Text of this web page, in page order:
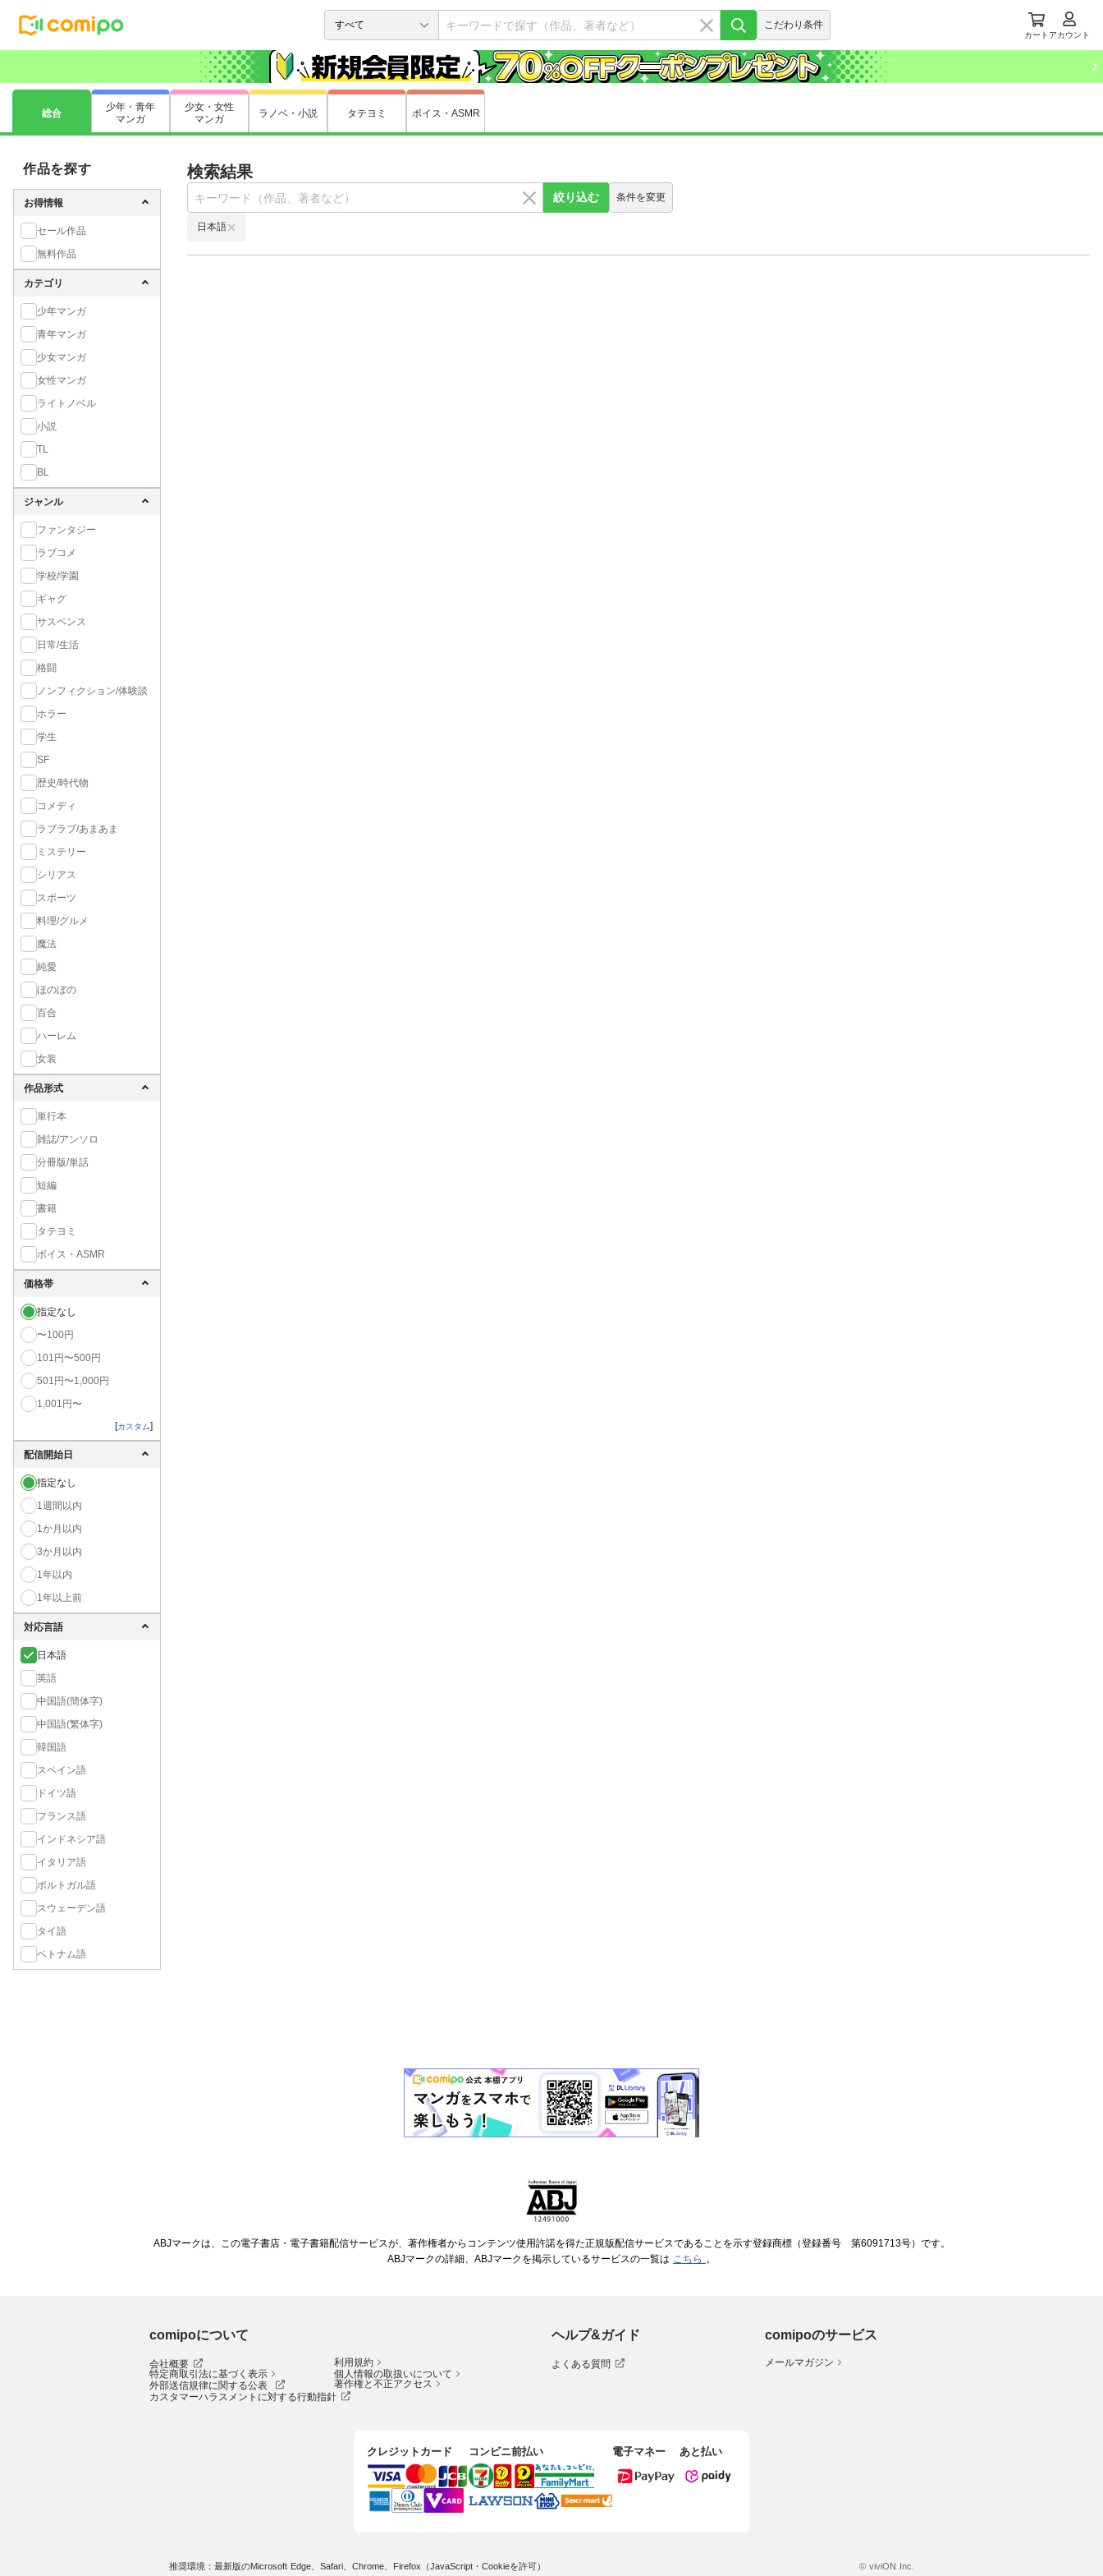
こだわり条件
カート アカウント
総合
少年・青年
マンガ
少女・女性
マンガ
ラノベ・小説 タテヨミ ボイス・ASMR
作品を探す
お得情報
セール作品
無料作品
カテゴリ
少年マンガ
青年マンガ
少女マンガ
女性マンガ
ライトノベル
小説
TL
BL
ジャンル
ファンタジー
ラブコメ
学校/学園
ギャグ
サスペンス
日常/生活
格闘
ノンフィクション/体験談
ホラー
学生
SF
歴史/時代物
コメディ
ラブラブ/あまあま
ミステリー
シリアス
スポーツ
料理/グルメ
魔法
純愛
ほのぼの
百合
ハーレム
女装
作品形式
単行本
雑誌/アンソロ
分冊版/単話
短編
書籍
タテヨミ
ボイス・ASMR
価格帯
指定なし
〜100円
101円〜500円
501円〜1,000円
1,001円〜
[カスタム]
配信開始日
指定なし
1週間以内
1か月以内
3か月以内
1年以内
1年以上前
対応言語
日本語
英語
中国語(簡体字)
中国語(繁体字)
韓国語
スペイン語
ドイツ語
フランス語
インドネシア語
イタリア語
ポルトガル語
スウェーデン語
タイ語
ベトナム語
検索結果
絞り込む 条件を変更
日本語
ABJマークは、この電子書店・電子書籍配信サービスが、著作権者からコンテンツ使用許諾を得た正規版配信サービスであることを示す登録商標（登録番号 第6091713号）です。
ABJマークの詳細、ABJマークを掲示しているサービスの一覧は こちら 。
comipoについて
会社概要
利用規約
特定商取引法に基づく表示
個人情報の取扱いについて
外部送信規律に関する公表
著作権と不正アクセス
カスタマーハラスメントに対する行動指針
ヘルプ&ガイド
よくある質問
comipoのサービス
メールマガジン
クレジットカード コンビニ前払い 電子マネー あと払い
推奨環境：最新版のMicrosoft Edge、Safari、Chrome、Firefox（JavaScript・Cookieを許可） © viviON Inc.